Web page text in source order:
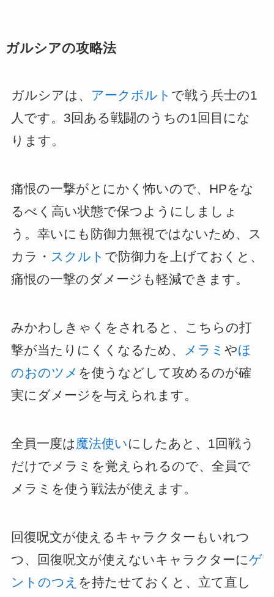
ガルシアの攻略法
ガルシアは、 アークボルト で戦う兵士の1
人です。3回ある戦闘のうちの1回目にな
ります。
痛恨の一撃がとにかく怖いので、HPをな
るべく高い状態で保つようにしましょ
う。幸いにも防御力無視ではないため、ス
カラ・ スクルト で防御力を上げておくと、
痛恨の一撃のダメージも軽減できます。
みかわしきゃくをされると、こちらの打
撃が当たりにくくなるため、
メラミ やほ
のおのツメ を使うなどして攻めるのが確
実にダメージを与えられます。
全員一度は 魔法使いにしたあと、1回戦う
だけでメラミを覚えられるので、全員で
メラミを使う戦法が使えます。
回復呪文が使えるキャラクターもいれつ
つ、回復呪文が使えないキャラクターにゲ
ントのつえ を持たせておくと、立て直し